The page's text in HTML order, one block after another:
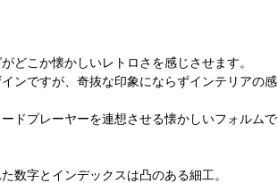
どこか懐かしいレトロさを感じさせます。
ンですが、奇抜な印象にならずインテリアの感
ドプレーヤーを連想させる懐かしいフォルムで
数字とインデックスは凸のある細工。